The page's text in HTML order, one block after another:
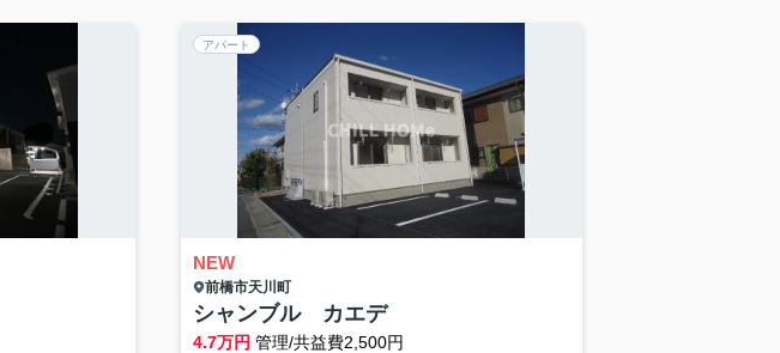
アパート
NEW
前橋市天川町
シャンブル カエデ
4.7万円 管理/共益費2,500円